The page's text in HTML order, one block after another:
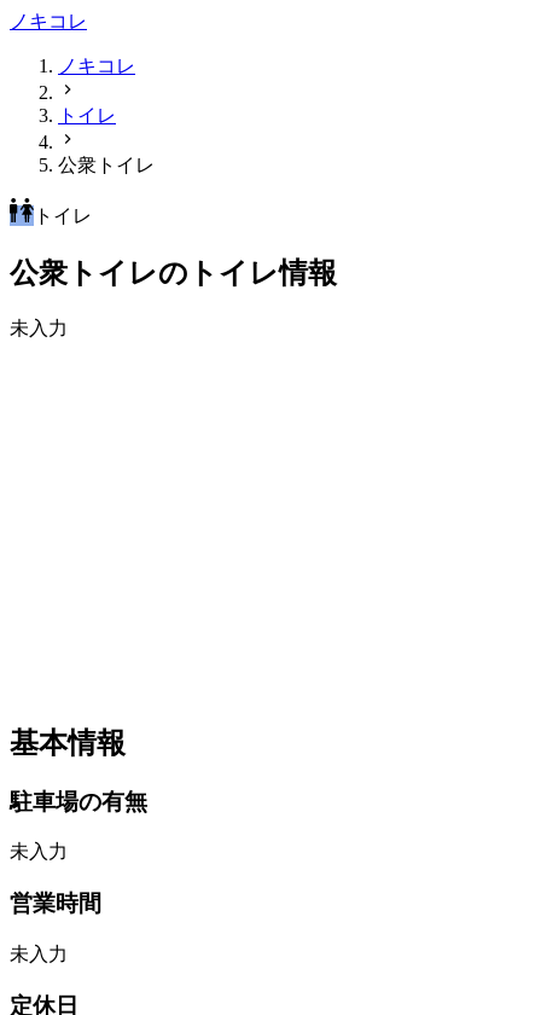
ノキコレ
ノキコレ
トイレ
公衆トイレ
トイレ
公衆トイレのトイレ情報
未入力
基本情報
駐車場の有無
未入力
営業時間
未入力
定休日